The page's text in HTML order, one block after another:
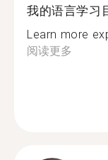
我的语言学习
Learn more
阅读更多